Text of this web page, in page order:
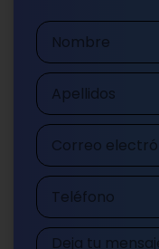
Nombre
Apellidos
Correo
electrónico
Teléfono
Mensaje